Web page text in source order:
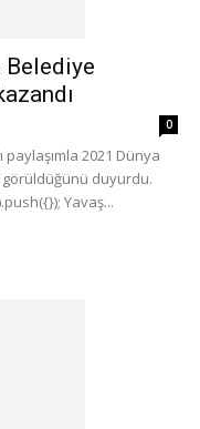
Belediye
0
2021 Dünya
görüldüğünü duyurdu.
Yavaş...